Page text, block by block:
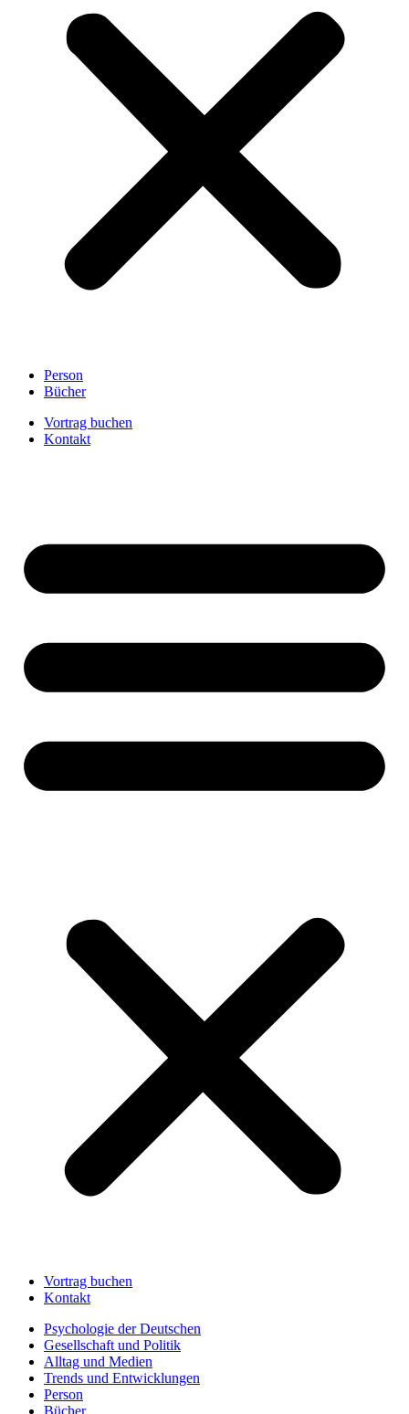
Person
Bücher
Vortrag buchen
Kontakt
Vortrag buchen
Kontakt
Psychologie der Deutschen
Gesellschaft und Politik
Alltag und Medien
Trends und Entwicklungen
Person
Bücher